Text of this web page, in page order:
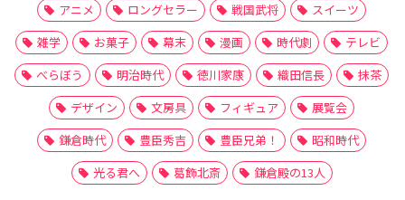
アニメ
ロングセラー 戦国武将
スイーツ
雑学
お菓子 幕末 漫画 時代劇
テレビ
べらぼう
明治時代 徳川家康 織田信長
抹茶
デザイン
文房具 フィギュア
展覧会
鎌倉時代
豊臣秀吉 豊臣兄弟！
昭和時代
光る君へ
葛飾北斎 鎌倉殿の13人